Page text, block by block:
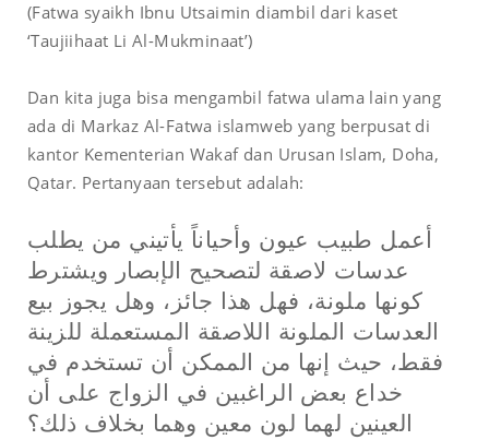
(Fatwa syaikh Ibnu Utsaimin diambil dari kaset
‘Taujiihaat Li Al-Mukminaat’)
Dan kita juga bisa mengambil fatwa ulama lain yang
ada di Markaz Al-Fatwa islamweb yang berpusat di
kantor Kementerian Wakaf dan Urusan Islam, Doha,
Qatar. Pertanyaan tersebut adalah:
أعمل طبيب عيون وأحياناً يأتيني من يطلب
عدسات لاصقة لتصحيح الإبصار ويشترط
كونها ملونة، فهل هذا جائز، وهل يجوز بيع
العدسات الملونة اللاصقة المستعملة للزينة
فقط، حيث إنها من الممكن أن تستخدم في
خداع بعض الراغبين في الزواج على أن
العينين لهما لون معين وهما بخلاف ذلك؟